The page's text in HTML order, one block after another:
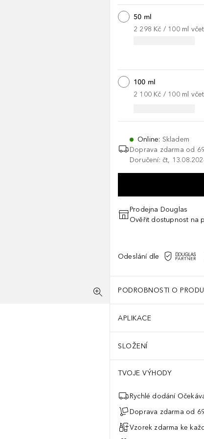
50 ml
2 298 Kč / 100 ml
100 ml
2 100 Kč / 100 ml
Online: Skladem
Doprava zdarma od
Doručení: čt,
Prodejna Douglas
Ověřit dostupnost na
Odeslání dle
PODROBNOSTI O
APLIKACE
SLOŽENÍ
TVOJE VÝHODY
Rychlé dodání
Doprava zdarma od
Vzorek zdarma ke